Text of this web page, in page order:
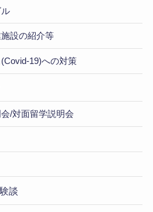
設の紹介等
19)への対策
/対面留学説明会
談